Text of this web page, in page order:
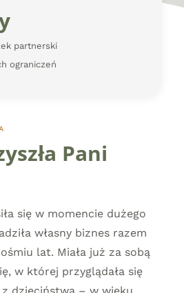
partnerski
ograniczeń
Pani
się w momencie dużego
własny biznes razem
lat. Miała już za sobą
w której przyglądała się
dzieciństwa – w wieku